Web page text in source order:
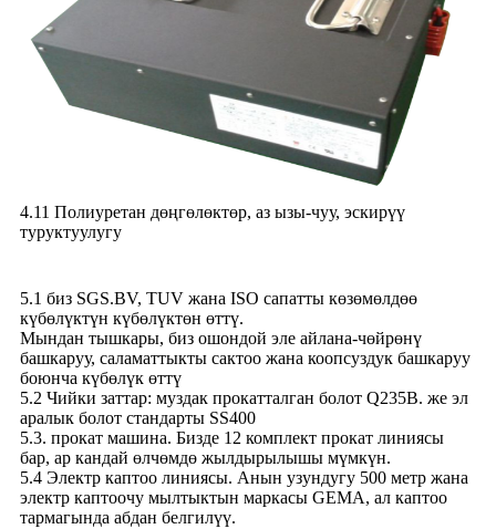
4.11 Полиуретан дөңгөлөктөр, аз ызы-чуу, эскирүү
туруктуулугу
5.1 биз SGS.BV, TUV жана ISO сапатты көзөмөлдөө
күбөлүктүн күбөлүктөн өттү.
Мындан тышкары, биз ошондой эле айлана-чөйрөнү
башкаруу, саламаттыкты сактоо жана коопсуздук башкаруу
боюнча күбөлүк өттү
5.2 Чийки заттар: муздак прокатталган болот Q235B. же эл
аралык болот стандарты SS400
5.3. прокат машина. Бизде 12 комплект прокат линиясы
бар, ар кандай өлчөмдө жылдырылышы мүмкүн.
5.4 Электр каптоо линиясы. Анын узундугу 500 метр жана
электр каптоочу мылтыктын маркасы GEMA, ал каптоо
тармагында абдан белгилүү.